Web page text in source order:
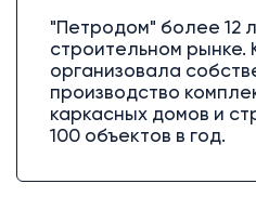
"Петродом" более 12
строительном рынке.
организовала
производство
каркасных домов и
100 объектов в год.